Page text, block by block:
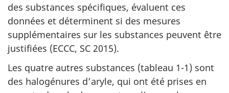
des substances spécifiques, évaluent ces
données et déterminent si des mesures
supplémentaires sur les substances peuvent être
justifiées (ECCC, SC 2015).
Les quatre autres substances (tableau 1-1) sont
des halogénures d’aryle, qui ont été prises en